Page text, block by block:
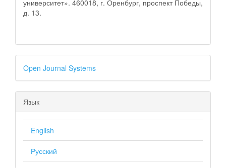
университет». 460018, г. Оренбург, проспект Победы,
д. 13.
Open Journal Systems
Язык
English
Русский